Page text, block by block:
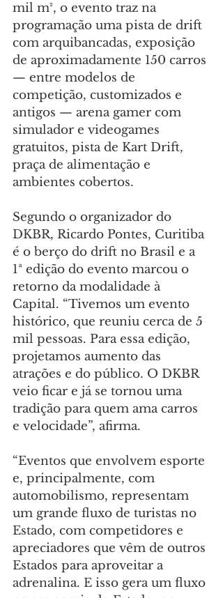
mil m², o evento traz na
programação uma pista de drift
com arquibancadas, exposição
de aproximadamente 150 carros
— entre modelos de
competição, customizados e
antigos — arena gamer com
simulador e videogames
gratuitos, pista de Kart Drift,
praça de alimentação e
ambientes cobertos.
Segundo o organizador do
DKBR, Ricardo Pontes, Curitiba
é o berço do drift no Brasil e a
1ª edição do evento marcou o
retorno da modalidade à
Capital. “Tivemos um evento
histórico, que reuniu cerca de 5
mil pessoas. Para essa edição,
projetamos aumento das
atrações e do público. O DKBR
veio ficar e já se tornou uma
tradição para quem ama carros
e velocidade”, afirma.
“Eventos que envolvem esporte
e, principalmente, com
automobilismo, representam
um grande fluxo de turistas no
Estado, com competidores e
apreciadores que vêm de outros
Estados para aproveitar a
adrenalina. E isso gera um fluxo